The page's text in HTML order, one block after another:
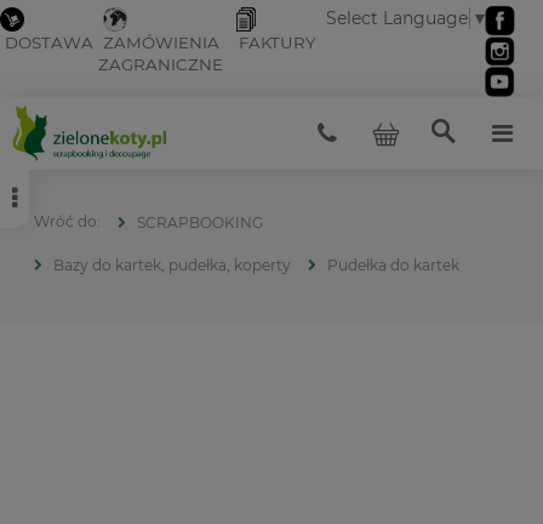
DOSTAWA ZAMÓWIENIA
ZAGRANICZNE
FAKTURY
Select Language ▼
SCRAPBOOKING
Bazy do kartek, pudełka, koperty Pudełka do kartek